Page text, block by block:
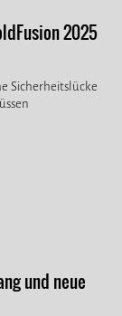
2025
Sicherheitslücke
und neue